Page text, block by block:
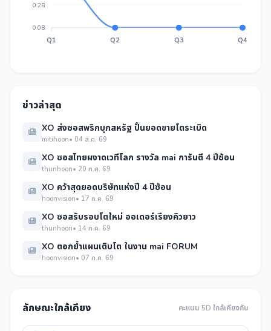
0.2B
0.0B
Q1 Q2 Q3 Q4
ข่าวล่าสุด
XO ส่งซอสพริกบุกสหรัฐ ปั้นยอดขายโตระเบิด
mitihoon• 04 ส.ค. 69
XO ซอสไทยผงาดเวทีโลก รางวัล mai การันตี 4 ปีซ้อน
thunhoon• 20 ก.ค. 69
XO คว้าสุดยอดบริษัทแห่งปี 4 ปีซ้อน
hoonvision• 17 ก.ค. 69
XO ซอสรับรอบโตใหม่ ออเดอร์เรียงคิวยาว
thunhoon• 14 ก.ค. 69
XO ตอกย้ำแผนเติบโต ในงาน mai FORUM
hoonvision• 07 ก.ค. 69
ลักษณะใกล้เคียง คะแนน 5D ใกล้เคียงกัน